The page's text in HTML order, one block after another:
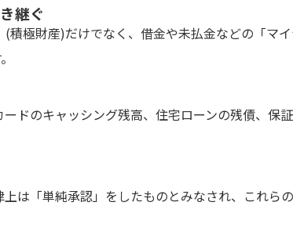
継ぐ
極財産)だけでなく、借金や未払金などの「マ
ドのキャッシング残高、住宅ローンの残債、保
は「単純承認」をしたものとみなされ、これら